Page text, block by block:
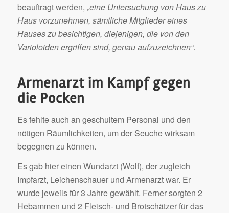
beauftragt werden, „eine Untersuchung von Haus zu
Haus vorzunehmen, sämtliche Mitglieder eines
Hauses zu besichtigen, diejenigen, die von den
Varioloiden ergriffen sind, genau aufzuzeichnen“.
Armenarzt im Kampf gegen
die Pocken
Es fehlte auch an geschultem Personal und den
nötigen Räumlichkeiten, um der Seuche wirksam
begegnen zu können.
Es gab hier einen Wundarzt (Wolf), der zugleich
Impfarzt, Leichenschauer und Armenarzt war. Er
wurde jeweils für 3 Jahre gewählt. Ferner sorgten 2
Hebammen und 2 Fleisch- und Brotschätzer für das